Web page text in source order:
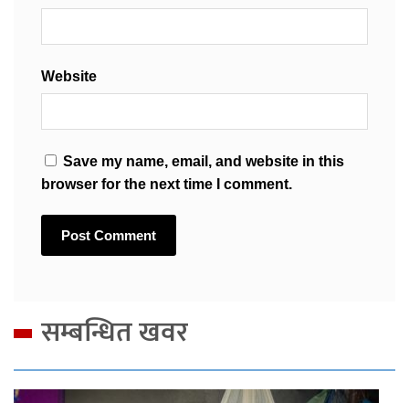
Website
Save my name, email, and website in this
browser for the next time I comment.
सम्बन्धित खवर